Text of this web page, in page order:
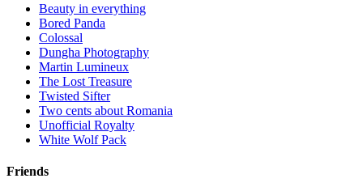
Beauty in everything
Bored Panda
Colossal
Dungha Photography
Martin Lumineux
The Lost Treasure
Twisted Sifter
Two cents about Romania
Unofficial Royalty
White Wolf Pack
Friends